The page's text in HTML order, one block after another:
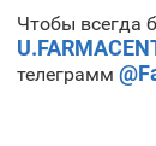
Чтобы всегда
телеграмм
курс
наблюдением
Mix